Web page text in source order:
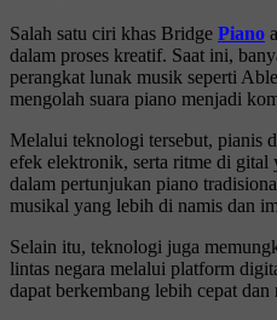
Salah satu ciri khas Bridge Piano
dalam proses kreatif. Saat ini,
perangkat lunak musik seperti
mengolah suara piano menjadi
Melalui teknologi tersebut, pianis
efek elektronik, serta ritme di gital
dalam pertunjukan piano
musikal yang lebih di namis dan
Selain itu, teknologi juga
lintas negara melalui platform
dapat berkembang lebih cepat